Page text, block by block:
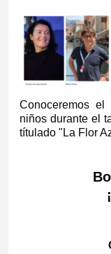
Conoceremos
niños durante el
títulado "La Flor